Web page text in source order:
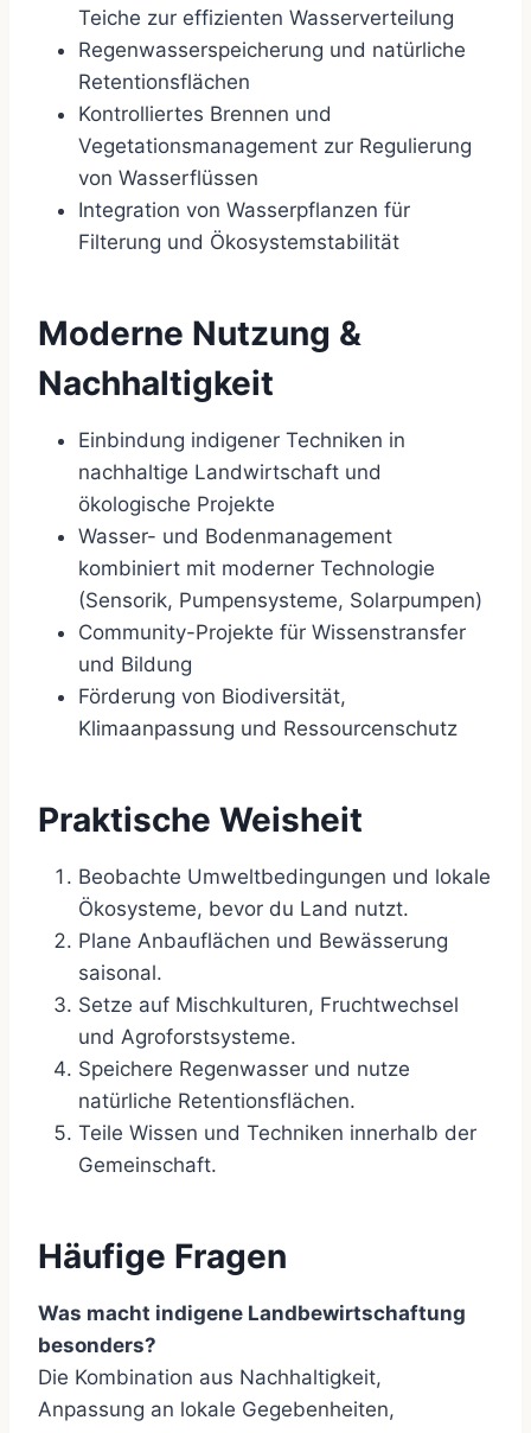
Teiche zur effizienten Wasserverteilung
Regenwasserspeicherung und natürliche
Retentionsflächen
Kontrolliertes Brennen und
Vegetationsmanagement zur Regulierung
von Wasserflüssen
Integration von Wasserpflanzen für
Filterung und Ökosystemstabilität
Moderne Nutzung &
Nachhaltigkeit
Einbindung indigener Techniken in
nachhaltige Landwirtschaft und
ökologische Projekte
Wasser- und Bodenmanagement
kombiniert mit moderner Technologie
(Sensorik, Pumpensysteme, Solarpumpen)
Community-Projekte für Wissenstransfer
und Bildung
Förderung von Biodiversität,
Klimaanpassung und Ressourcenschutz
Praktische Weisheit
Beobachte Umweltbedingungen und lokale
Ökosysteme, bevor du Land nutzt.
Plane Anbauflächen und Bewässerung
saisonal.
Setze auf Mischkulturen, Fruchtwechsel
und Agroforstsysteme.
Speichere Regenwasser und nutze
natürliche Retentionsflächen.
Teile Wissen und Techniken innerhalb der
Gemeinschaft.
Häufige Fragen
Was macht indigene Landbewirtschaftung
besonders?
Die Kombination aus Nachhaltigkeit,
Anpassung an lokale Gegebenheiten,